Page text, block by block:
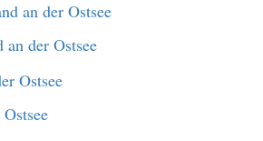
an der Ostsee